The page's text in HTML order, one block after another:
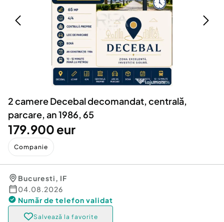
Servicii
Animale de companie
Afaceri și echipamente profesionale
Inchiriere Bunuri si Vehicule
Utilaje agricole si industriale
Piese auto si accesorii
Dacia Duster
2 camere Decebal decomandat, centrală,
parcare, an 1986, 65
179.900 eur
Companie
Bucuresti, IF
04.08.2026
Număr de telefon validat
Salvează la favorite